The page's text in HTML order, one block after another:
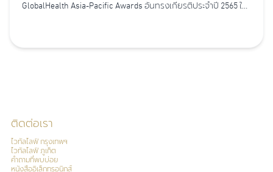
GlobalHealth Asia-Pacific Awards อันทรงเกียรติประจำปี 2565 ใน
ติดต่อเรา
ไวทัลไลฟ์ กรุงเทพฯ
ไวทัลไลฟ์ ภูเก็ต
คำถามที่พบบ่อย
หนังสืออิเล็กทรอนิกส์